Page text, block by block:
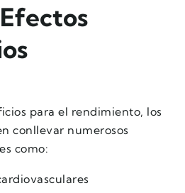
para el rendimiento, los
conllevar numerosos
como: